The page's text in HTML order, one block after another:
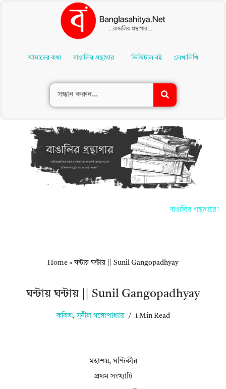
Contentআমাদের কথা বাঙালির গ্রন্থাগার ডিজিটাল বই লেখালিখি
বাঙালির গ্রন্থাগারে
Home »ঘন্টায় ঘন্টায় || Sunil Gangopadhyay
ঘন্টায় ঘন্টায় || Sunil Gangopadhyay
কবিতা, সুনীল গঙ্গোপাধ্যায় 1 Min Read
মহাশয়, ঘণ্টিকীর
প্রথম সংখ্যাটি